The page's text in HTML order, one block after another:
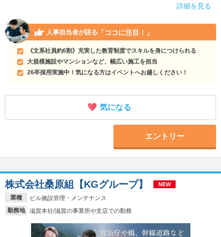
詳細を見る
人事担当者が語る 「ココに注目！」
《文系社員約6割》充実した教育制度でスキルを身につけられる
大規模施設やマンションなど、幅広い施工を担当
26卒採用実施中！気になる方はイベントへお越しください！
気になる
エントリー
業種
ビル施設管理・メンテナンス
勤務地
滋賀本社/滋賀の事業所や支店での勤務
株式会社桑原組【KGグループ】 NEW